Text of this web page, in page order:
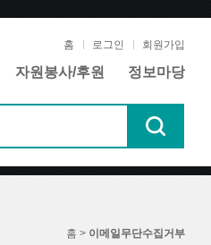
홈 로그인 회원가입
자원봉사/후원 정보마당
홈 > 이메일무단수집거부